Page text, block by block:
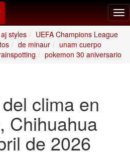
aj styles
UEFA Champions League
de minaur
unam cuerpo
pokemon 30 aniversario
clima en
Chihuahua
de 2026